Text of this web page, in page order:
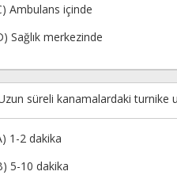
Ambulans içinde
Sağlık merkezinde
süreli kanamalardaki turnike
1-2 dakika
5-10 dakika